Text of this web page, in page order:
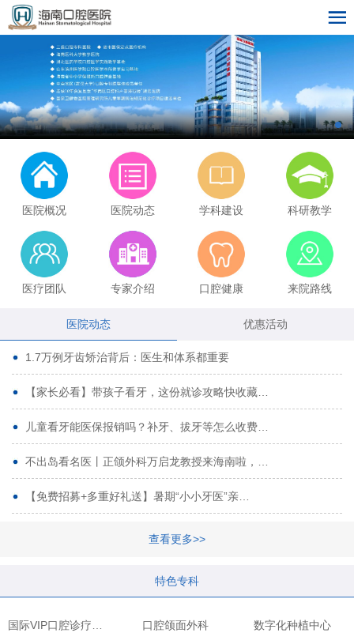
医院概况 医院动态 学科建设 科研教学
医疗团队 专家介绍 口腔健康 来院路线
医院动态 优惠活动
1.7万例牙齿矫治背后：医生和体系都重要
【家长必看】带孩子看牙，这份就诊攻略快收藏…
儿童看牙能医保报销吗？补牙、拔牙等怎么收费…
不出岛看名医丨正颌外科万启龙教授来海南啦，…
【免费招募+多重好礼送】暑期“小小牙医”亲…
查看更多>>
特色专科
口腔颌面外科 数字化种植中心